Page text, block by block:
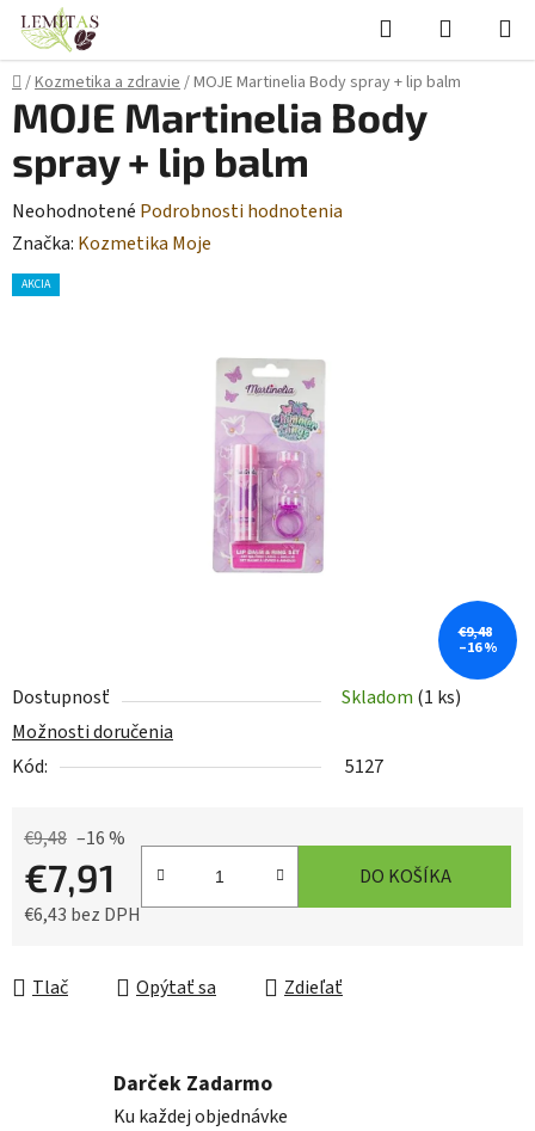
Prejsť
obsah
Hľadať
KOŠÍK
Domov
/Kozmetika a zdravie/MOJE Martinelia Body spray + lip balm
Dostupnosť Skladom (1 ks)
Možnosti doručenia
Kód:
5127
€9,48 –16 %
€7,91
€6,43 bez DPH
DO KOŠÍKA
Tlač Opýtať sa Zdieľať
MOJE Martinelia Body
spray + lip balm
Priemerné
hodnotenie
produktu
Neohodnotené Podrobnosti hodnotenia
Značka: Kozmetika Moje
AKCIA
€9,48
–16 %
Darček Zadarmo
Ku každej objednávke